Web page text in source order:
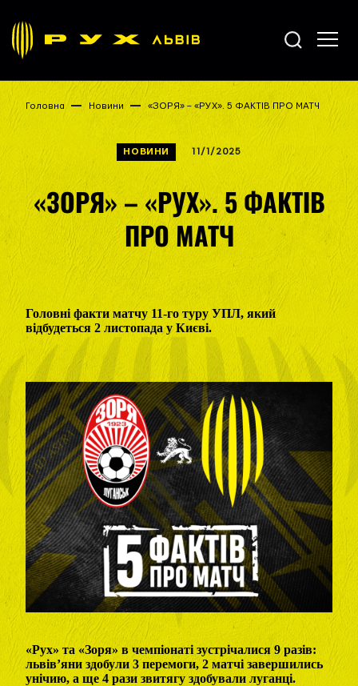
Головна Новини «ЗОРЯ» – «РУХ». 5 ФАКТІВ ПРО МАТЧ
НОВИНИ 11/1/2025
«ЗОРЯ» – «РУХ». 5 ФАКТІВ
ПРО МАТЧ
Головні факти матчу 11-го туру УПЛ, який
відбудеться 2 листопада у Києві.
«Рух» та «Зоря» в чемпіонаті зустрічалися 9 разів:
львів’яни здобули 3 перемоги, 2 матчі завершились
унічию, а ще 4 рази звитягу здобували луганці.